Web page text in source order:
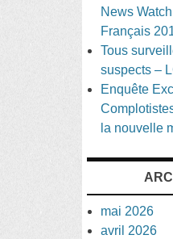
News
Français
Tous
suspects –
Enquête
la nouvelle
mai 2026
avril 2026